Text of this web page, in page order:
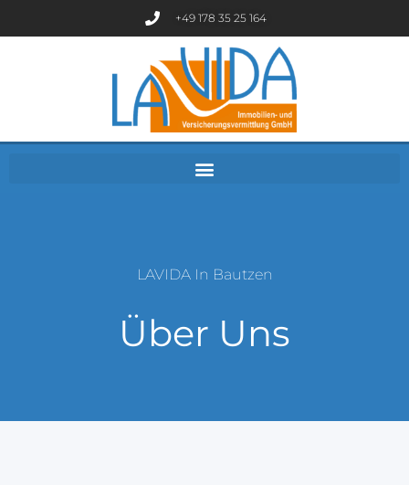
+49 178 35 25 164
LAVIDA In Bautzen
Über Uns